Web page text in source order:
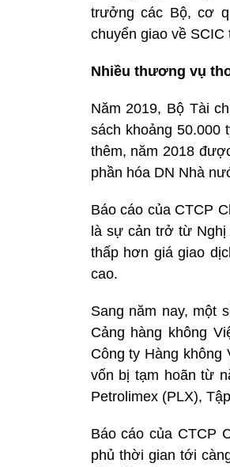
trưởng các Bộ, cơ
chuyển giao về
Nhiều thương vụ
Năm 2019, Bộ Tài
sách khoảng
thêm, năm 2018
phần hóa DN Nhà
Báo cáo của CTCP
là sự cản trở từ Nghị
thấp hơn giá giao
cao.
Sang năm nay, một
Cảng hàng không
Công ty Hàng
vốn bị tạm hoãn từ
Petrolimex (PLX),
Báo cáo của CTCP
phủ thời gian tới